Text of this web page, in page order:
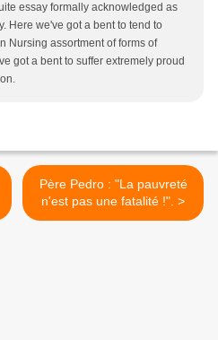
essay formally acknowledged as
Here we've got a bent to tend to
Nursing assortment of forms of
got a bent to suffer extremely proud
Père Pedro : "La pauvreté
n'est pas une fatalité !". >